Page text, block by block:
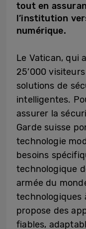
tout en
l’institution
numérique.
Le Vatican, qui
25’000
solutions de
intelligentes.
assurer la
Garde suisse
technologie
besoins
technologique
armée du
technologiques
propose des
fiables,